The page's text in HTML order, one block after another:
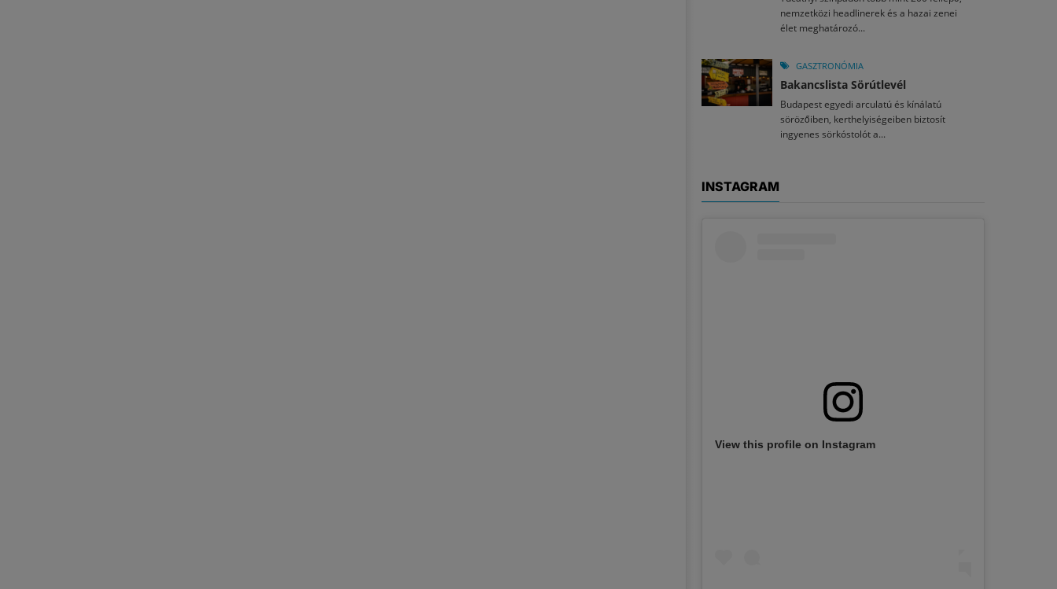
nemzetközi headlinerek és a hazai zenei
élet meghatározó...
GASZTRONÓMIA
Bakancslista Sörútlevél
Budapest egyedi arculatú és kínálatú
sörözőiben, kerthelyiségeiben biztosít
ingyenes sörkóstolót a...
INSTAGRAM
View this profile on Instagram